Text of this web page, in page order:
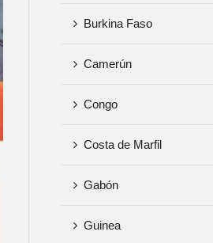
Burkina Faso
Camerún
Congo
Costa de Marfil
Gabón
Guinea